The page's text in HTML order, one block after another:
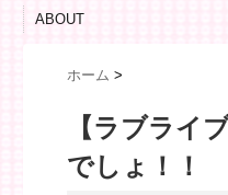
ABOUT
ホーム >
【ラブライ
でしょ！！